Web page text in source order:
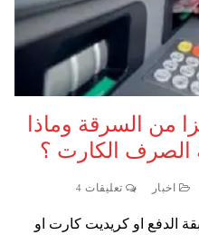
من السرقة وماذا
الصرف الكارت ؟
اخبار تعليقات 4
الدفع او كريديت كارت او